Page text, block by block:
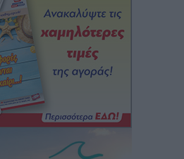
άνδρα – Εξετάζεται αν είναι
μετά την παράσυρσή
ώρες
Επιτροπή για τις